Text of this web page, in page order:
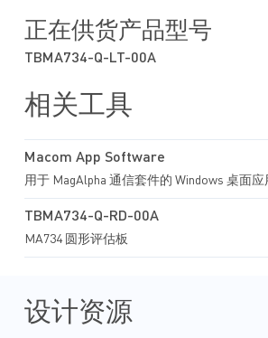
正在供货产品型号
TBMA734-Q-LT-00A
相关工具
Macom App Software
用于 MagAlpha 通信套件的 Windows 桌面应
TBMA734-Q-RD-00A
MA734 圆形评估板
设计资源